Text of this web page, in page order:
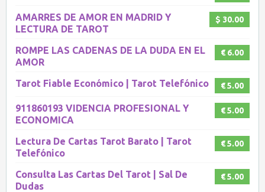
$ 30.00
AMARRES DE AMOR EN MADRID Y
LECTURA DE TAROT
€ 6.00
ROMPE LAS CADENAS DE LA DUDA EN EL
AMOR
€ 5.00
Tarot Fiable Económico | Tarot Telefónico
€ 5.00
911860193 VIDENCIA PROFESIONAL Y
ECONOMICA
€ 5.00
Lectura De Cartas Tarot Barato | Tarot
Telefónico
€ 5.00
Consulta Las Cartas Del Tarot‎ | Sal De
Dudas